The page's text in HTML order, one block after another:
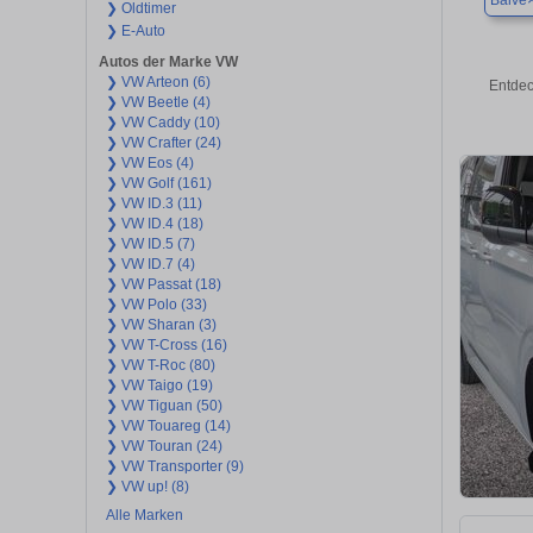
❯ Oldtimer
❯ E-Auto
Autos der Marke VW
❯ VW Arteon (6)
❯ VW Beetle (4)
❯ VW Caddy (10)
❯ VW Crafter (24)
❯ VW Eos (4)
❯ VW Golf (161)
❯ VW ID.3 (11)
❯ VW ID.4 (18)
❯ VW ID.5 (7)
❯ VW ID.7 (4)
❯ VW Passat (18)
❯ VW Polo (33)
❯ VW Sharan (3)
❯ VW T-Cross (16)
❯ VW T-Roc (80)
❯ VW Taigo (19)
❯ VW Tiguan (50)
❯ VW Touareg (14)
❯ VW Touran (24)
❯ VW Transporter (9)
❯ VW up! (8)
Alle Marken